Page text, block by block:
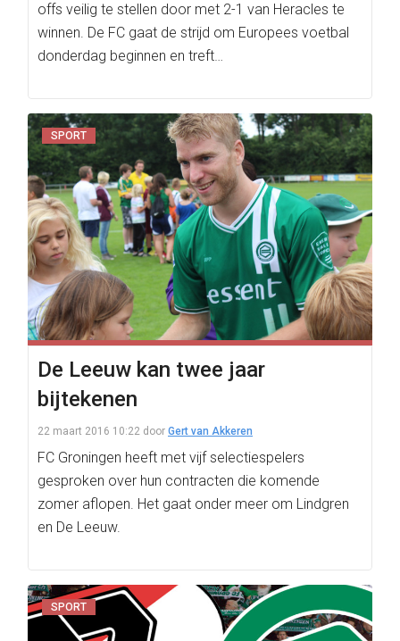
offs veilig te stellen door met 2-1 van Heracles te
winnen. De FC gaat de strijd om Europees voetbal
donderdag beginnen en treft…
SPORT
De Leeuw kan twee jaar
bijtekenen
22 maart 2016 10:22 door Gert van Akkeren
FC Groningen heeft met vijf selectiespelers
gesproken over hun contracten die komende
zomer aflopen. Het gaat onder meer om Lindgren
en De Leeuw.
SPORT